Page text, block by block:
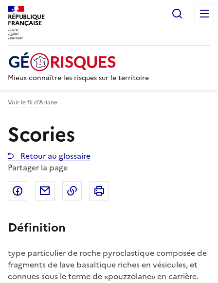
RÉPUBLIQUE
FRANÇAISE
Mieux connaître les risques sur le territoire
Voir le fil d’Ariane
Scories
Retour au glossaire
Partager la page
Partager sur Facebook
Partager par emailCopier dans le presse-papier
Définition
type particulier de roche pyroclastique composée de
fragments de lave basaltique riches en vésicules, et
connues sous le terme de «pouzzolane» en carrière.